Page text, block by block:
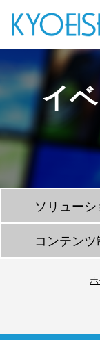
イ
ソリューシ
コンテンツ
ホ